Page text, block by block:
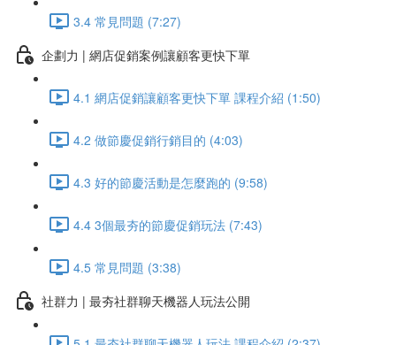
3.4 常見問題 (7:27)
企劃力 | 網店促銷案例讓顧客更快下單
4.1 網店促銷讓顧客更快下單 課程介紹 (1:50)
4.2 做節慶促銷行銷目的 (4:03)
4.3 好的節慶活動是怎麼跑的 (9:58)
4.4 3個最夯的節慶促銷玩法 (7:43)
4.5 常見問題 (3:38)
社群力 | 最夯社群聊天機器人玩法公開